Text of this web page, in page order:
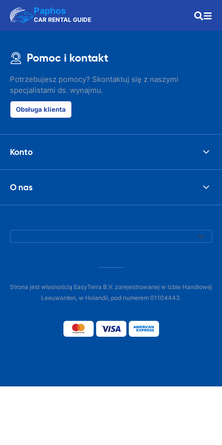
Paphos
CAR RENTAL GUIDE
Pomoc i kontakt
Potrzebujesz pomocy? Skontaktuj się z naszymi
specjalistami ds. wynajmu.
Obsługa klienta
Konto
O nas
Strona jest własnością EasyTerra B.V. zarejestrowanej w Izbie Handlowej
Leeuwarden, w Holandii, pod numerem 01104443.